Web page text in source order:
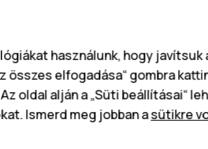
Megjegyzés: A
biztosítják. A HMD
alkalmazásokért vagy
bármilyen pénzbeli
használunk, hogy
összes elfogadása“ gombra
oldal alján a „Süti beállításai“
Ismerd meg jobban asütikre